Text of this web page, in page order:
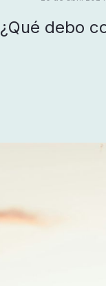
¿Qué debo